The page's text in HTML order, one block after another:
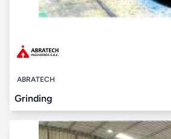
ABRATECH
Grinding